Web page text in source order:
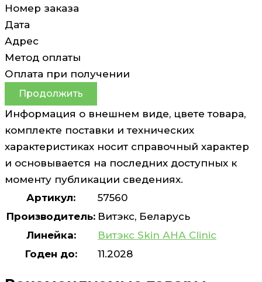
Номер заказа
Дата
Адрес
Метод оплаты
Оплата при получении
Продолжить
Информация о внешнем виде, цвете товара,
комплекте поставки и технических
характеристиках носит справочный характер
и основывается на последних доступных к
моменту публикации сведениях.
Артикул:
57560
Производитель: Витэкс, Беларусь
Линейка:
Витэкс Skin АНА Clinic
Годен до:
11.2028